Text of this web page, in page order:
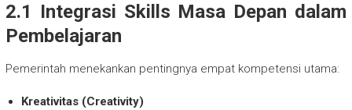
2.1 Integrasi Skills Masa Depan dalam
Pembelajaran
Pemerintah menekankan pentingnya empat kompetensi utama:
Kreativitas (Creativity)